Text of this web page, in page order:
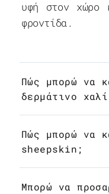
υφή στον χώρο
φροντίδα.
Πώς μπορώ να
δερμάτινο
Πώς μπορώ να
sheepskin;
Μπορώ να